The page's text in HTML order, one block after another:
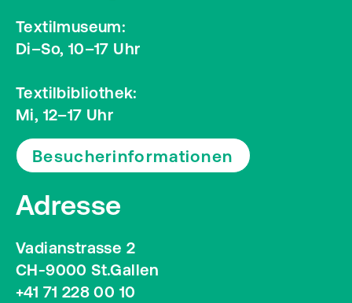
Textilmuseum:
Di–So, 10–17 Uhr
Textilbibliothek:
Mi, 12–17 Uhr
Besucherinformationen
Adresse
Vadianstrasse 2
CH-9000 St.Gallen
+41 71 228 00 10